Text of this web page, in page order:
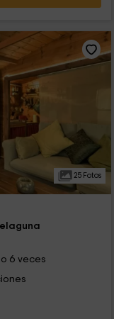
25 Fotos
6 veces